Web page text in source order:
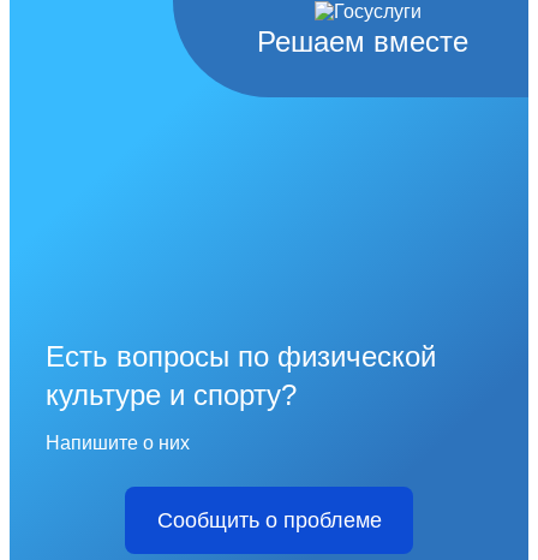
Решаем вместе
Есть вопросы по физической
культуре и спорту?
Напишите о них
Сообщить о проблеме